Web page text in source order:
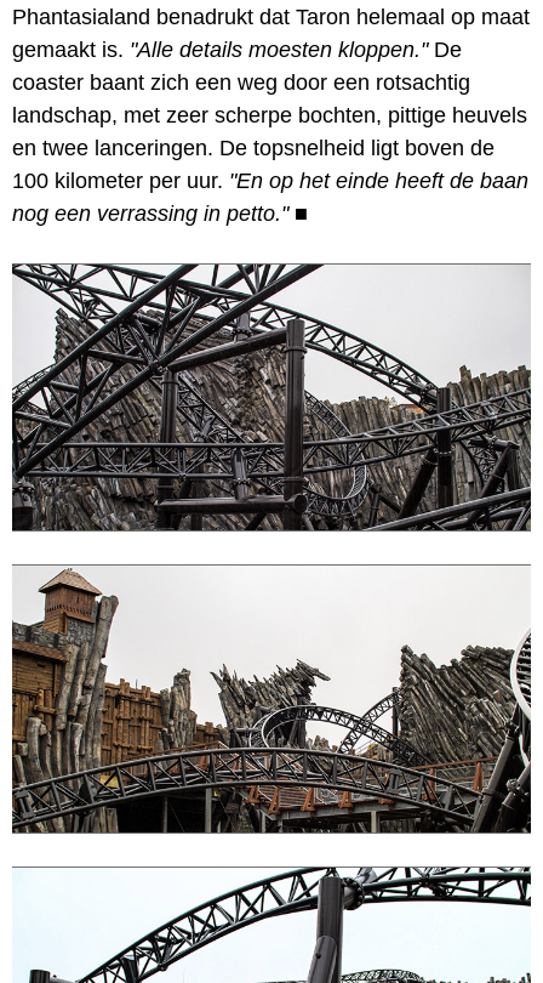
Phantasialand benadrukt dat Taron helemaal op maat
gemaakt is. "Alle details moesten kloppen."De
coaster baant zich een weg door een rotsachtig
landschap, met zeer scherpe bochten, pittige heuvels
en twee lanceringen. De topsnelheid ligt boven de
100 kilometer per uur. "En op het einde heeft de baan
nog een verrassing in petto." ■